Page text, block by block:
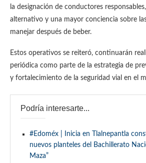
la designación de conductores
alternativo y una mayor conciencia sobre
manejar después de beber.
Estos operativos se reiteró, continuarán
periódica como parte de la estrategia de
y fortalecimiento de la seguridad vial en el
Podría interesarte...
#Edoméx | Inicia en Tlalnepantla
nuevos planteles del Bachillerato
Maza”